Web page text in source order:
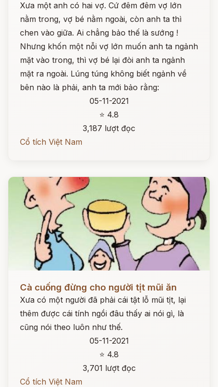
Xưa một anh có hai vợ. Cứ đêm đêm vợ lớn
nằm trong, vợ bé nằm ngoài, còn anh ta thì
chen vào giữa. Ai chẳng bảo thế là sướng !
Nhưng khốn một nỗi vợ lớn muốn anh ta ngảnh
mặt vào trong, thì vợ bé lại đòi anh ta ngảnh
mặt ra ngoài. Lúng túng không biết ngảnh về
bên nào là phải, anh ta mới bảo rằng:
05-11-2021
⭐ 4.8
3,187 lượt đọc
Cổ tích Việt Nam
Cà cuống đừng cho người tịt mũi ăn
Xưa có một người đã phải cái tật lỗ mũi tịt, lại
thêm được cái tính ngồi đâu thấy ai nói gì, là
cũng nói theo luôn như thế.
05-11-2021
⭐ 4.8
3,701 lượt đọc
Cổ tích Việt Nam